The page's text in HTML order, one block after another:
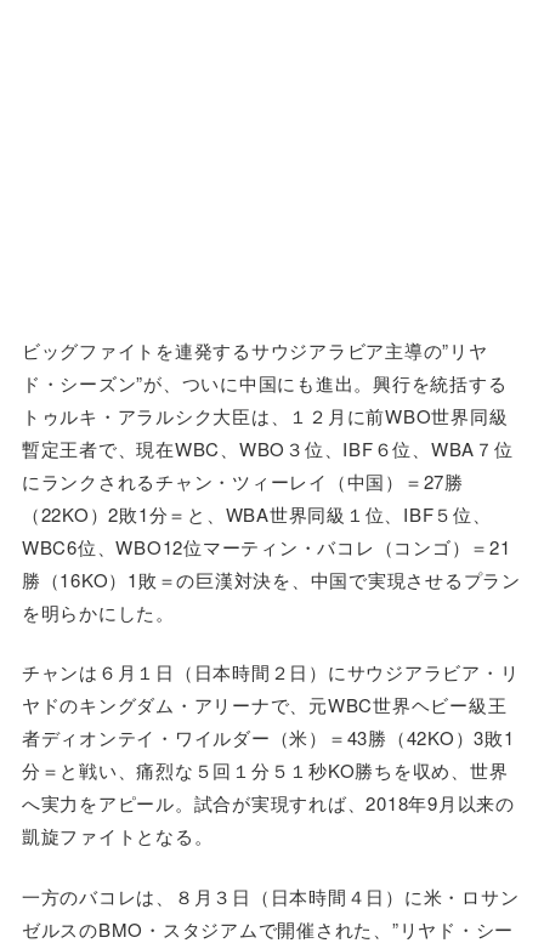
ビッグファイトを連発するサウジアラビア主導の”リヤ
ド・シーズン”が、ついに中国にも進出。興行を統括する
トゥルキ・アラルシク大臣は、１２月に前WBO世界同級
暫定王者で、現在WBC、WBO３位、IBF６位、WBA７位
にランクされるチャン・ツィーレイ（中国）＝27勝
（22KO）2敗1分＝と、WBA世界同級１位、IBF５位、
WBC6位、WBO12位マーティン・バコレ（コンゴ）＝21
勝（16KO）1敗＝の巨漢対決を、中国で実現させるプラン
を明らかにした。
チャンは６月１日（日本時間２日）にサウジアラビア・リ
ヤドのキングダム・アリーナで、元WBC世界ヘビー級王
者ディオンテイ・ワイルダー（米）＝43勝（42KO）3敗1
分＝と戦い、痛烈な５回１分５１秒KO勝ちを収め、世界
へ実力をアピール。試合が実現すれば、2018年9月以来の
凱旋ファイトとなる。
一方のバコレは、８月３日（日本時間４日）に米・ロサン
ゼルスのBMO・スタジアムで開催された、”リヤド・シー